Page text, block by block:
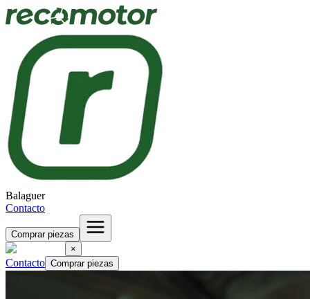
Balaguer
Contacto
Comprar piezas
×
Contacto Comprar piezas